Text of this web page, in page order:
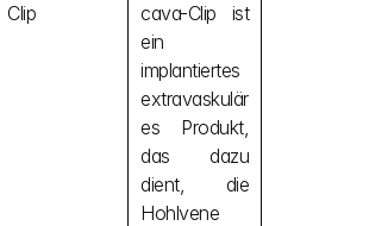
Clip
cava-Clip ist
ein
implantiertes
extravaskulär
es Produkt,
das dazu
dient, die
Hohlvene